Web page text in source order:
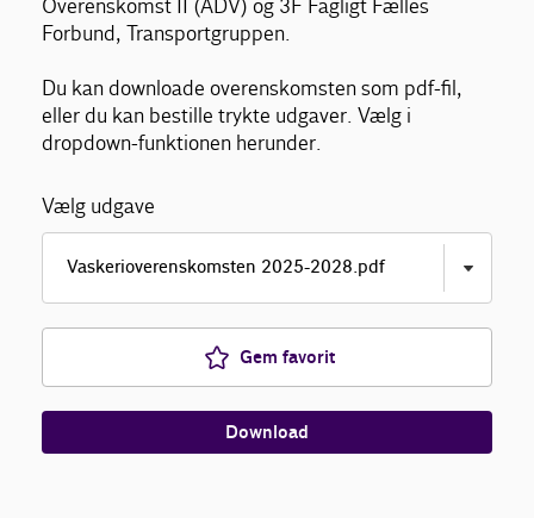
Overenskomst II (ADV) og 3F Fagligt Fælles
Forbund, Transportgruppen.
Du kan downloade overenskomsten som pdf-fil,
eller du kan bestille trykte udgaver. Vælg i
dropdown-funktionen herunder.
Vælg udgave
Gem favorit
Download